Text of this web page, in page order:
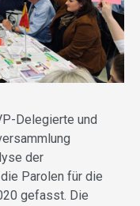
Delegierte und
der
Parolen für die
gefasst. Die